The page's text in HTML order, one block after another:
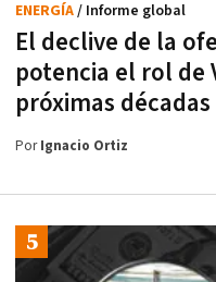
El declive de la
potencia el rol de
próximas décadas
ENERGÍA/ Informe global
PorIgnacio Ortiz